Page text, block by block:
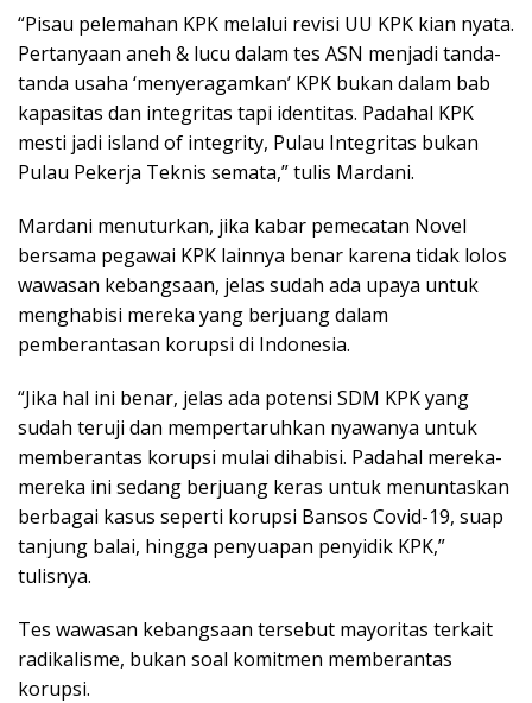
“Pisau pelemahan KPK melalui revisi UU KPK kian nyata.
Pertanyaan aneh & lucu dalam tes ASN menjadi tanda-
tanda usaha ‘menyeragamkan’ KPK bukan dalam bab
kapasitas dan integritas tapi identitas. Padahal KPK
mesti jadi island of integrity, Pulau Integritas bukan
Pulau Pekerja Teknis semata,” tulis Mardani.
Mardani menuturkan, jika kabar pemecatan Novel
bersama pegawai KPK lainnya benar karena tidak lolos
wawasan kebangsaan, jelas sudah ada upaya untuk
menghabisi mereka yang berjuang dalam
pemberantasan korupsi di Indonesia.
“Jika hal ini benar, jelas ada potensi SDM KPK yang
sudah teruji dan mempertaruhkan nyawanya untuk
memberantas korupsi mulai dihabisi. Padahal mereka-
mereka ini sedang berjuang keras untuk menuntaskan
berbagai kasus seperti korupsi Bansos Covid-19, suap
tanjung balai, hingga penyuapan penyidik KPK,”
tulisnya.
Tes wawasan kebangsaan tersebut mayoritas terkait
radikalisme, bukan soal komitmen memberantas
korupsi.